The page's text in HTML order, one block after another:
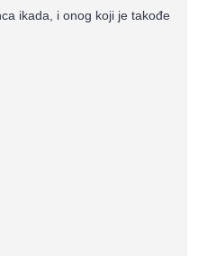
ikada, i onog koji je takođe